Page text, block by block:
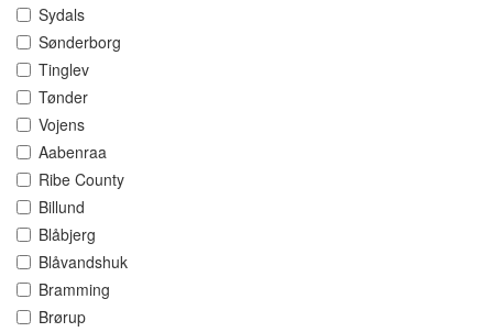
Sydals
Sønderborg
Tinglev
Tønder
Vojens
Aabenraa
Ribe County
Billund
Blåbjerg
Blåvandshuk
Bramming
Brørup